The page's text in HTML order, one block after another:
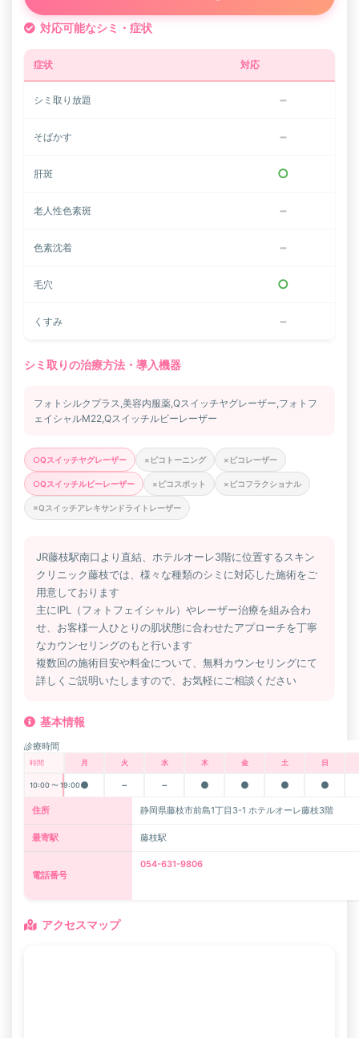
対応可能なシミ・症状
症状 対応
シミ取り放題 −
そばかす −
肝斑 ○
老人性色素斑 −
色素沈着 −
毛穴 ○
くすみ −
シミ取りの治療方法・導入機器
フォトシルクプラス,美容内服薬,Qスイッチヤグレーザー,フォトフ
ェイシャルM22,Qスイッチルビーレーザー
○Qスイッチヤグレーザー ×ピコトーニング ×ピコレーザー
○Qスイッチルビーレーザー ×ピコスポット ×ピコフラクショナル
×Qスイッチアレキサンドライトレーザー
JR藤枝駅南口より直結、ホテルオーレ3階に位置するスキン
クリニック藤枝では、様々な種類のシミに対応した施術をご
用意しております
主にIPL（フォトフェイシャル）やレーザー治療を組み合わ
せ、お客様一人ひとりの肌状態に合わせたアプローチを丁寧
なカウンセリングのもと行います
複数回の施術目安や料金について、無料カウンセリングにて
詳しくご説明いたしますので、お気軽にご相談ください
基本情報
診療時間
時間 月 火 水 木 金 土 日
10:00 〜 19:00● － － ● ● ● ●
住所 静岡県藤枝市前島1丁目3-1 ホテルオーレ藤枝3階
最寄駅 藤枝駅
電話番号
054-631-9806
アクセスマップ